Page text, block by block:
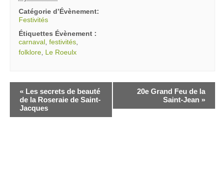
Catégorie d’Évènement:
Festivités
Étiquettes Évènement :
carnaval, festivités,
folklore, Le Roeulx
« Les secrets de beauté
de la Roseraie de Saint-
Jacques
20e Grand Feu de la
Saint-Jean »